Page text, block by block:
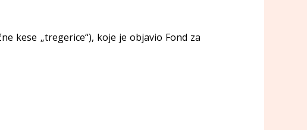
kese „tregerice“), koje je objavio Fond za